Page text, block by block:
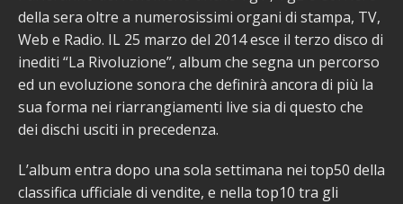
della sera oltre a numerosissimi organi di stampa, TV,
Web e Radio. IL 25 marzo del 2014 esce il terzo disco di
inediti “La Rivoluzione”, album che segna un percorso
ed un evoluzione sonora che definirà ancora di più la
sua forma nei riarrangiamenti live sia di questo che
dei dischi usciti in precedenza.
L’album entra dopo una sola settimana nei top50 della
classifica ufficiale di vendite, e nella top10 tra gli